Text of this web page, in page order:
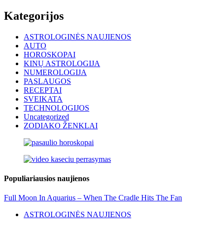
Kategorijos
ASTROLOGINĖS NAUJIENOS
AUTO
HOROSKOPAI
KINŲ ASTROLOGIJA
NUMEROLOGIJA
PASLAUGOS
RECEPTAI
SVEIKATA
TECHNOLOGIJOS
Uncategorized
ZODIAKO ŽENKLAI
Populiariausios naujienos
Full Moon In Aquarius – When The Cradle Hits The Fan
ASTROLOGINĖS NAUJIENOS